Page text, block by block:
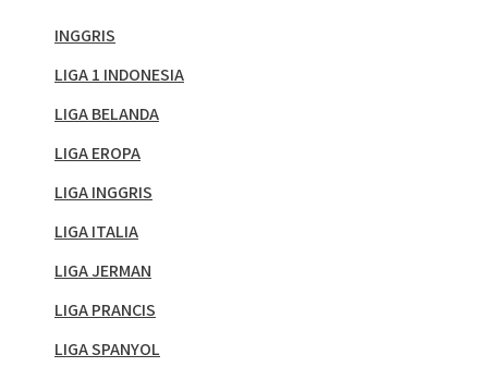
INGGRIS
LIGA 1 INDONESIA
LIGA BELANDA
LIGA EROPA
LIGA INGGRIS
LIGA ITALIA
LIGA JERMAN
LIGA PRANCIS
LIGA SPANYOL